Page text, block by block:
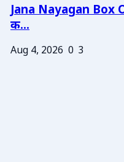
Jana Nayagan Box
क...
Aug 4, 2026 0 3